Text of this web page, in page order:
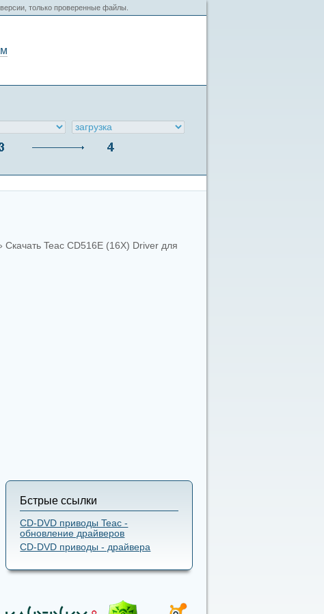
только проверенные файлы.
Скачать Teac CD516E (16X) Driver для
Бстрые ссылки
CD-DVD приводы Teac -
обновление драйверов
CD-DVD приводы - драйвера